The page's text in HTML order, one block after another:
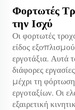
Φορτωτές
την Ισχύ
Οι φορτωτές
είδος
εργοτάξια. Αυτά
διάφορες
μέχρι τη
εργοταξίων. Οι
εξαιρετική